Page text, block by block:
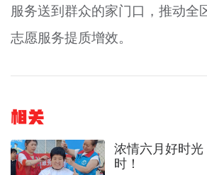
服务送到群众的家门口，推动全
志愿服务提质增效。
相关
浓情六月好时
时！